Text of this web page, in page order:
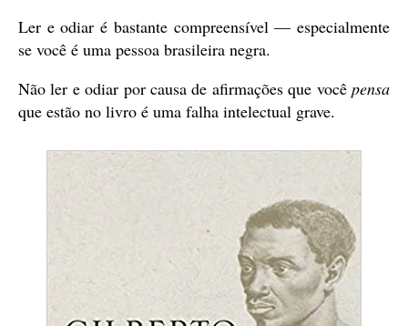
Ler e odiar é bastante compreensível — especialmente
se você é uma pessoa brasileira negra.
Não ler e odiar por causa de afirmações que você pensa
que estão no livro é uma falha intelectual grave.